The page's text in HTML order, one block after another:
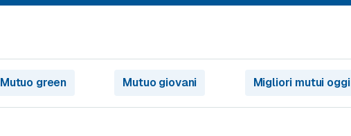
Mutuo green Mutuo giovani Migliori mutui oggi